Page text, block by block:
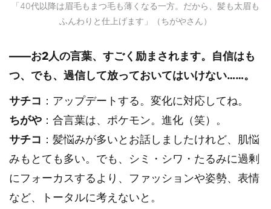
「40代以降は眉毛もまつ毛も薄くなる一方。だから、髪も太眉も
ふんわりと仕上げます」（ちがやさん）
――お2人の言葉、すごく励まされます。自信はも
つ、でも、過信して放っておいてはいけない……。
サチコ ：アップデートする。変化に対応してね。
ちがや ：合言葉は、ポケモン。進化（笑）。
サチコ ：髪悩みが多いとお話しましたけれど、肌悩
みもとても多い。でも、シミ・シワ・たるみに過剰
にフォーカスするより、ファッションや姿勢、表情
など、トータルに考えないと。